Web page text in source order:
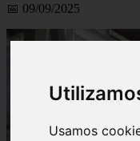
Usamos
📅 09/09/2025